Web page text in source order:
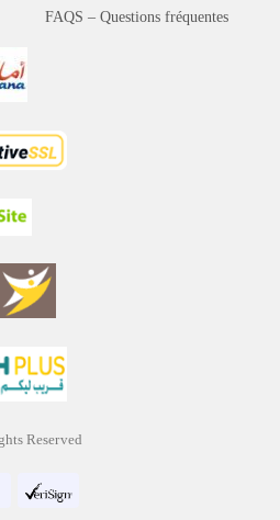
FAQS – Questions fréquentes
Reserved